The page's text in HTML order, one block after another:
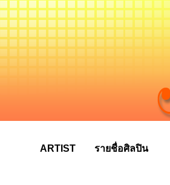
ARTIST รายชื่อศิลปิน